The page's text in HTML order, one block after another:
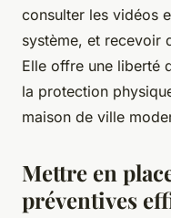
consulter les vidéos
système, et recevoir
Elle offre une liberté
la protection
maison de ville
Mettre en
préventives